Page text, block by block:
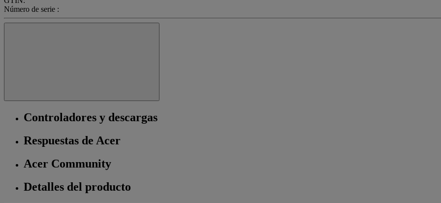
Número de serie :
Controladores y descargas
Respuestas de Acer
Acer Community
Detalles del producto